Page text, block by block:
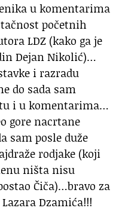
u komentarima
početnih
LDZ (kako ga je
Dejan Nikolić)…
i razradu
do sada sam
i u komentarima…
gore nacrtane
sam posle duže
rodjake (koji
ništa nisu
Čiča)…bravo za
Dzamića!!!